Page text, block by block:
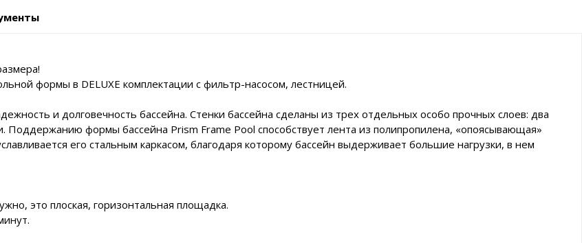
формы в DELUXE комплектации с фильтр-насосом, лестницей.
и долговечность бассейна. Стенки бассейна сделаны из трех отдельных особо прочных слоев: два
Поддержанию формы бассейна Prism Frame Pool способствует лента из полипропилена, «опоясывающая»
его стальным каркасом, благодаря которому бассейн выдерживает большие нагрузки, в нем
это плоская, горизонтальная площадка.